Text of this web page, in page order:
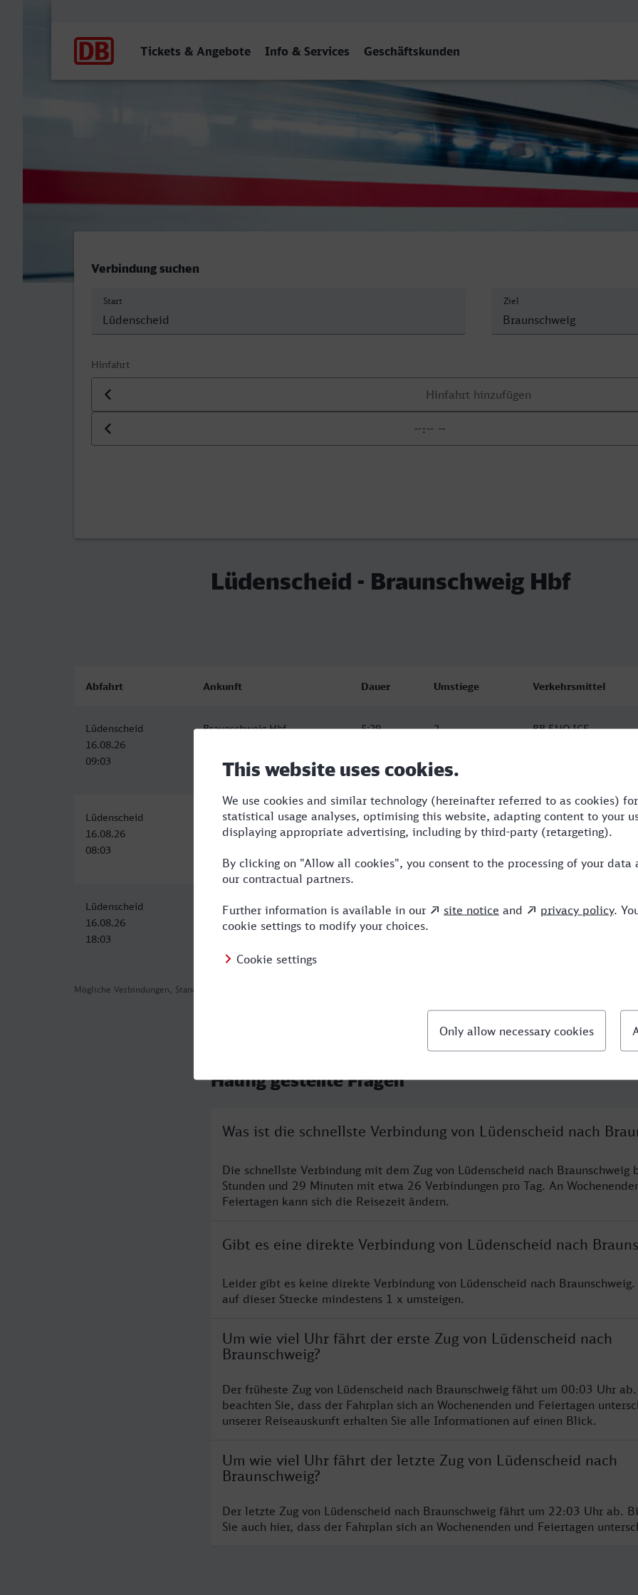
Tickets & Angebote Info & Services Geschäftskunden
Lüdenscheid - Braunschweig Hbf
Verbindung suchen
Start Ziel
Hinfahrt
Datum der Hinfahrt
Uhrzeit der Hinfahrt
Lüdenscheid - Braunschweig Hbf
Mögliche Verbindungen, Stand: 2026-08-02 02:43
Abfahrt Ankunft Dauer Umstiege Verkehrsmittel
Lüdenscheid
16.08.26
09:03
Braunschweig Hbf
14:32
5:29 2 RB,ENO,ICE
Lüdenscheid
16.08.26
08:03
Braunschweig Hbf
16.08.26
5:47 4 RB,NWB,NX
Lüdenscheid
16.08.26
18:03
Braunschweig Hbf
16.08.26
5:35 2 RB,ENO,ICE
Häufig gestellte Fragen
Was ist die schnellste Verbindung von Lüdenscheid nach
Die schnellste Verbindung mit dem Zug von Lüdenscheid nach Braunschweig
Stunden und 29 Minuten mit etwa 26 Verbindungen pro Tag. An
Feiertagen kann sich die Reisezeit ändern.
Gibt es eine direkte Verbindung von Lüdenscheid nach
Leider gibt es keine direkte Verbindung von Lüdenscheid nach Braunschweig.
auf dieser Strecke mindestens 1 x umsteigen.
Um wie viel Uhr fährt der erste Zug von Lüdenscheid nach
Braunschweig?
Der früheste Zug von Lüdenscheid nach Braunschweig fährt um 00:03 Uhr
beachten Sie, dass der Fahrplan sich an Wochenenden und Feiertagen
unserer Reiseauskunft erhalten Sie alle Informationen auf einen Blick.
Um wie viel Uhr fährt der letzte Zug von Lüdenscheid nach
Braunschweig?
Der letzte Zug von Lüdenscheid nach Braunschweig fährt um 22:03 Uhr ab.
Sie auch hier, dass der Fahrplan sich an Wochenenden und Feiertagen